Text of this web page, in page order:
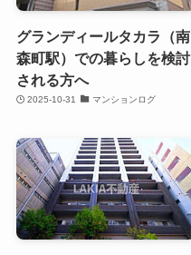
グランディールタカラ（南
森町駅）での暮らしを検討
される方へ
2025-10-31 マンションログ